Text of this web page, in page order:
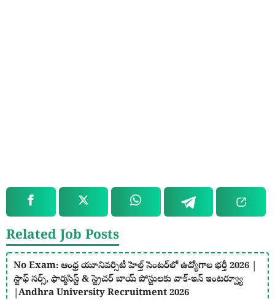
Related Job Posts
No Exam: ఆంధ్ర యూనివర్సిటీ హెల్త్ సెంటర్‌లో ఉద్యోగాల భర్తీ 2026 |
స్టాఫ్ నర్స్, ఫార్మసిస్ట్ & స్ట్రెచర్ బాయ్ పోస్టులకు వాక్-ఇన్ ఇంటర్వ్యూ
|Andhra University Recruitment 2026